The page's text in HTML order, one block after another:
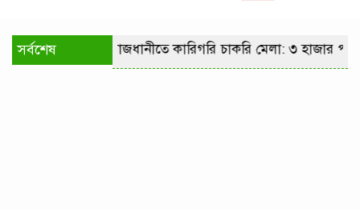
সর্বশেষ রাজধানীতে কারিগরি চাকরি মেলা: ৩ হাজার